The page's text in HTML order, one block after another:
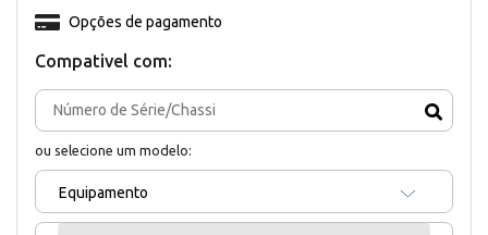
Compativel com:
ou selecione um modelo:
Equipamento
Opções de pagamento